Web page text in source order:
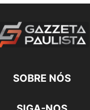
SOBRE NÓS